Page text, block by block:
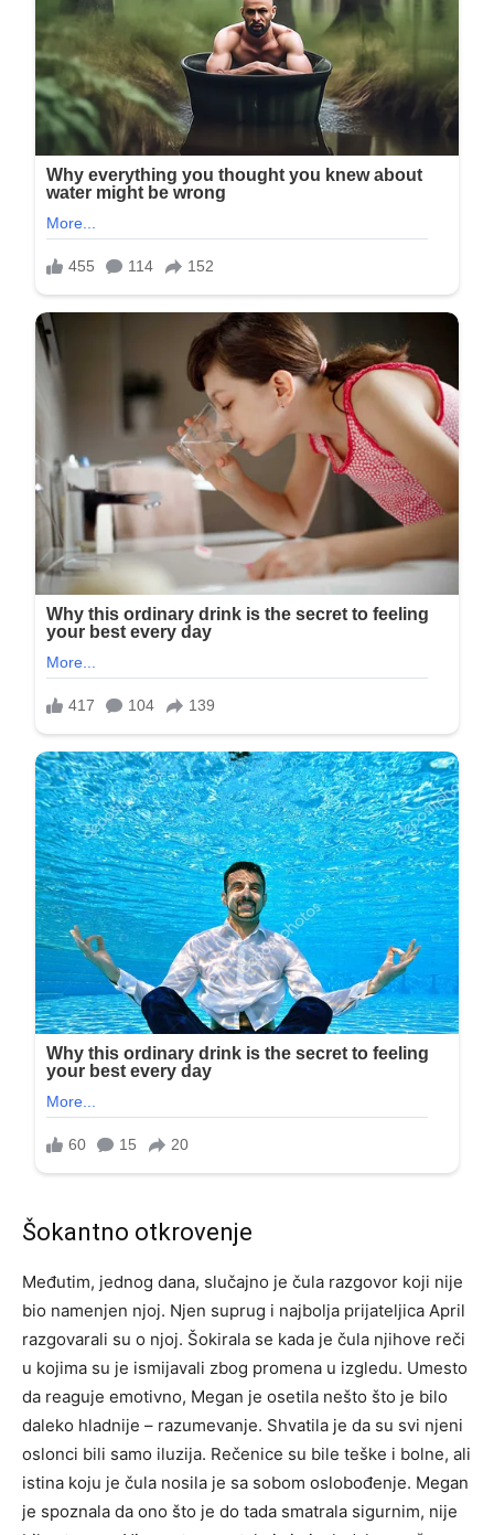
Šokantno otkrovenje
Međutim, jednog dana, slučajno je čula razgovor koji nije
bio namenjen njoj. Njen suprug i najbolja prijateljica April
razgovarali su o njoj. Šokirala se kada je čula njihove reči
u kojima su je ismijavali zbog promena u izgledu. Umesto
da reaguje emotivno, Megan je osetila nešto što je bilo
daleko hladnije – razumevanje. Shvatila je da su svi njeni
oslonci bili samo iluzija. Rečenice su bile teške i bolne, ali
istina koju je čula nosila je sa sobom oslobođenje. Megan
je spoznala da ono što je do tada smatrala sigurnim, nije